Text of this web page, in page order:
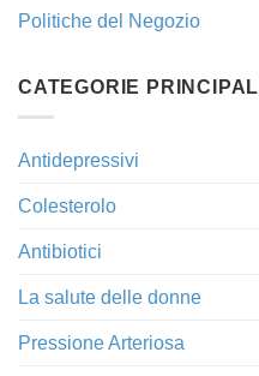
Politiche del Negozio
CATEGORIE PRINCIPALI
Antidepressivi
Colesterolo
Antibiotici
La salute delle donne
Pressione Arteriosa